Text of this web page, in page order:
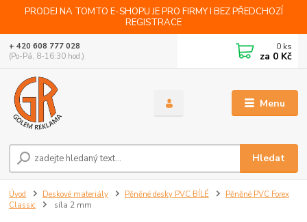
PRODEJ NA TOMTO E-SHOPU JE PRO FIRMY I BEZ PŘEDCHOZÍ
REGISTRACE
Menu
Hledat
+ 420 608 777 028
(Po-Pá, 8-16:30 hod.)
0 ks
za 0 Kč
Úvod Deskové materiály Pěněné desky PVC BÍLÉ
Pěněné PVC Forex
Classic
síla 2 mm